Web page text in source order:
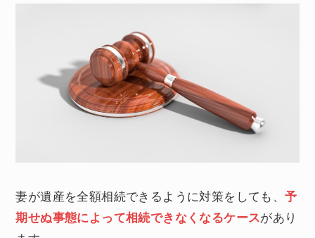
妻が遺産を全額相続できるように対策をしても、予
期せぬ事態によって相続できなくなるケースがあり